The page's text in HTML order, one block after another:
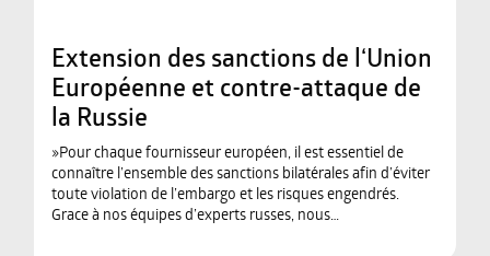
Extension des sanctions de l‘Union
Européenne et contre-attaque de
la Russie
»Pour chaque fournisseur européen, il est essentiel de
connaître l’ensemble des sanctions bilatérales afin d’éviter
toute violation de l’embargo et les risques engendrés.
Grace à nos équipes d’experts russes, nous…